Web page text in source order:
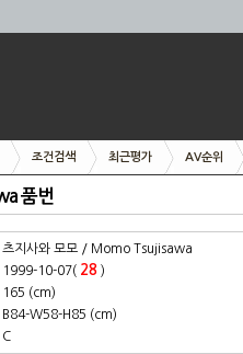
조건검색 최근평가 AV순위
품번
츠지사와 모모 / Momo Tsujisawa
1999-10-07( 28 )
165 (cm)
B84-W58-H85 (cm)
C